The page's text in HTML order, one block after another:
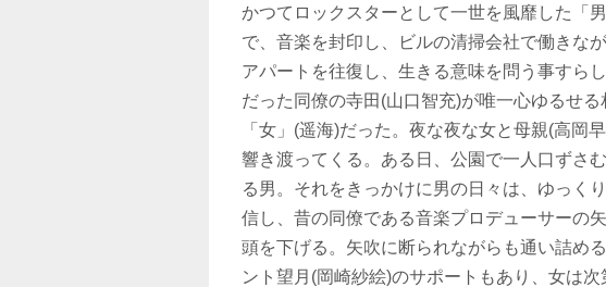
かつてロックスターとして一世を風靡した「
で、音楽を封印し、ビルの清掃会社で働きな
アパートを往復し、生きる意味を問う事すら
だった同僚の寺田(山口智充)が唯一心ゆるせ
「女」(遥海)だった。夜な夜な女と母親(高岡
響き渡ってくる。ある日、公園で一人口ずさ
る男。それをきっかけに男の日々は、ゆっく
信し、昔の同僚である音楽プロデューサーの
頭を下げる。矢吹に断られながらも通い詰め
ント望月(岡崎紗絵)のサポートもあり、女は